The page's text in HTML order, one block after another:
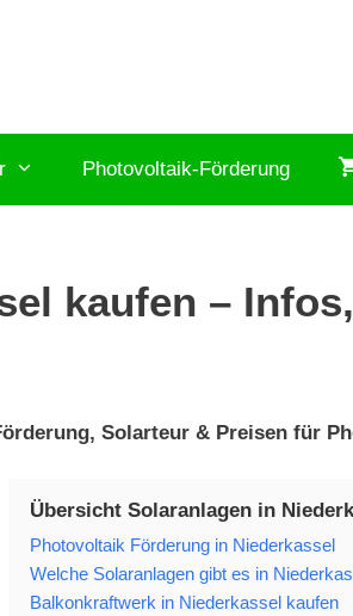
Photovoltaik-Förderung
kaufen –
Solarteur & Preisen für
Übersicht Solaranlagen in
Photovoltaik Förderung in Niederkassel
Welche Solaranlagen gibt es in
Balkonkraftwerk in Niederkassel kaufen